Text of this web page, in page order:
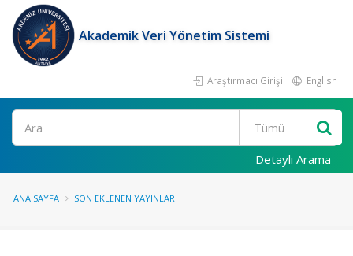
Akademik Veri Yönetim Sistemi
Araştırmacı Girişi English
Ara
Detaylı Arama
ANA SAYFA SON EKLENEN YAYINLAR